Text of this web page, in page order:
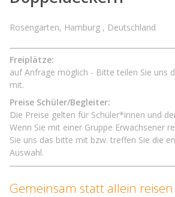
Rosengarten, Hamburg , Deutschland
Freiplätze:
auf Anfrage möglich - Bitte teilen Sie uns
mit.
Preise Schüler/Begleiter:
Die Preise gelten für Schüler*innen und
Wenn Sie mit einer Gruppe Erwachsener
Sie uns das bitte mit bzw. treffen Sie die
Auswahl.
Gemeinsam statt allein reisen